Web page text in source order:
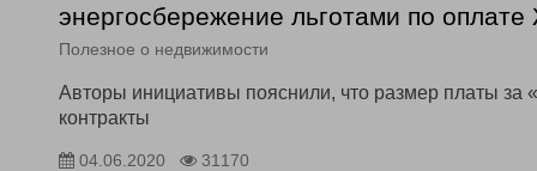
энергосбережение льготами по
Полезное о недвижимости
Авторы инициативы пояснили, что размер платы за
контракты
04.06.2020 31170